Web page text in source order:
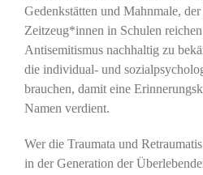
Gedenkstätten und Mahnmale,
Zeitzeug*innen in Schulen
Antisemitismus nachhaltig zu
die individual- und
brauchen, damit eine
Namen verdient.
Wer die Traumata und
in der Generation der